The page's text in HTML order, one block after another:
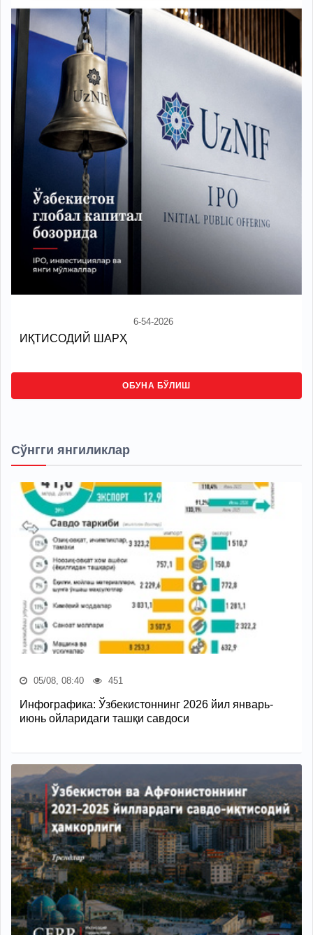
6-54-2026
ИҚТИСОДИЙ ШАРҲ
ОБУНА БЎЛИШ
Сўнгги янгиликлар
05/08, 08:40 451
Инфографика: Ўзбекистоннинг 2026 йил январь-
июнь ойларидаги ташқи савдоси